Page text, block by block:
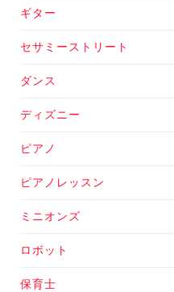
ギター
セサミーストリート
ダンス
ディズニー
ピアノ
ピアノレッスン
ミニオンズ
ロボット
保育士